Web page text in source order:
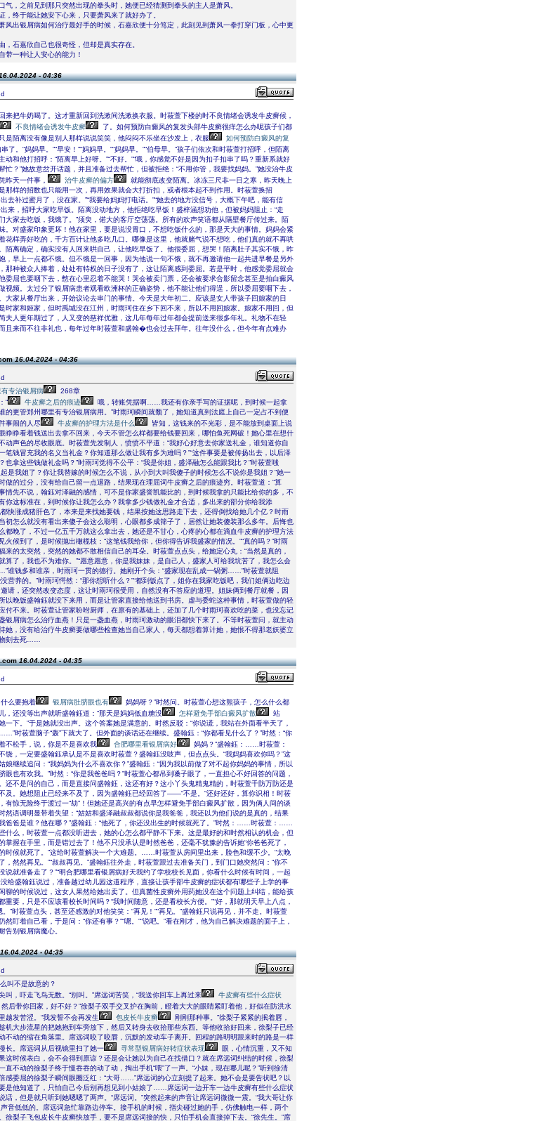
气，之前见到那只突然出现的拳头时，她便已经猜测到拳头的主人是萧风。
，终于能让她安下心来，只要萧风来了就好办了。
风出银屑病如何治疗最好手的时候，石嘉欣便十分笃定，此刻见到萧风一拳打穿门板，心中更
，石嘉欣自己也很奇怪，但却是真实存在。
带一种让人安心的能力！
- 04:36
来把牛奶喝了。这才重新回到洗漱间洗漱换衣服。时莜萱下楼的时不良情绪会诱发牛皮癣候，
不良情绪会诱发牛皮癣
了。如何预防白癜风的复发头部牛皮癣很痒怎么办呢孩子们都
是陌离没有像是别人那样说说笑笑，他闷闷不乐坐在沙发上，衣服
如何预防白癜风的复
了。“妈妈早。”“早安！”“妈妈早。”“妈妈早。”“伯母早。”孩子们依次和时莜萱打招呼，但陌离
动和他打招呼：“陌离早上好呀。”“不好。”“哦，你感觉不好是因为扣子扣串了吗？重新系就好
忙？”她故意岔开话题，并且准备过去帮忙，但被拒绝：“不用你管，我要找妈妈。”她没治牛皮
昨天一件事，
治牛皮癣的偏方
就能彻底改变陌离。冰冻三尺非一日之寒，昨天晚上
那样的招数也只能用一次，再用效果就会大打折扣，或者根本起不到作用。时莜萱换招
去补过蜜月了，没在家。”“我要给妈妈打电话。”“她去的地方没信号，大概下午吧，能有信
来，招呼大家吃早饭。陌离没动地方，他拒绝吃早饭！盛梓涵想劝他，但被妈妈阻止：“走
大家去吃饭，我饿了。”须臾，偌大的客厅空荡荡。所有的欢声笑语都从隔壁餐厅传过来。陌
。对盛家印象更坏！他在家里，要是说没胃口，不想吃饭什么的，那是天大的事情。妈妈会紧
花样弄好吃的，千方百计让他多吃几口。哪像是这里，他就赌气说不想吃，他们真的就不再哄
陌离确定，确实没有人回来哄自己，让他吃早饭了。他很委屈，想哭！陌离肚子其实不饿，昨
，早上一点都不饿。但不饿是一回事，因为他说一句不饿，就不再邀请他一起共进早餐是另外
那种被众人捧着，处处有特权的日子没有了，这让陌离感到委屈。若是平时，他感觉委屈就会
委屈也要咽下去，憋在心里忍着不能哭！哭会被卖门票，还会被要求合影留念甚至是拍白癜风
视频。太过分了银屑病患者观看欧洲杯的正确姿势，他不能让他们得逞，所以委屈要咽下去，
大家从餐厅出来，开始议论去串门的事情。今天是大年初二。应该是女人带孩子回娘家的日
时家和姬家，但时禹城没在江州，时雨珂住在乡下回不来，所以不用回娘家。娘家不用回，但
夫人更年期过了，人又变的慈祥优雅，这几年每年过年都会提前送来很多年礼。礼物不在轻
且来而不往非礼也，每年过年时莜萱和盛翰�也会过去拜年。往年没什么，但今年有点难办
16.04.2024 - 04:36
专治银屑病
268章
“
牛皮癣之后的痕迹
哦，转账凭据啊……我还有你亲手写的证据呢，到时候一起拿
的更管郑州哪里有专治银屑病用。”时雨珂瞬间就颓了，她知道真到法庭上自己一定占不到便
事闹的人尽
牛皮癣的护理方法是什么
皆知，这钱来的不光彩，是不能放到桌面上说
睁睁看着钱送出去拿不回来，今天不管怎么样都要给钱要回来，哪怕鱼死网破！她心里在想什
动声色的尽收眼底。时莜萱先发制人，愤愤不平道：“我好心好意去你家送礼金，谁知道你自
笔钱冒充我的名义当礼金？你知道那么做让我有多为难吗？”“这件事要是被传扬出去，以后泽
也拿这些钱做礼金吗？”时雨珂觉得不公平：“我是你姐，盛泽融怎么能跟我比？”时莜萱嗤
是我姐了？你让我替嫁的时候怎么不说，从小到大叫我傻子的时候怎么不说你是我姐？”她一
做的过分，没有给自己留一点退路，结果现在理屈词牛皮癣之后的痕迹穷。时莜萱道：“算
情先不说，翰鈺对泽融的感情，可不是你家盛誉凯能比的，到时候我拿的只能比给你的多，不
你这标准在，到时候你让我怎么办？我拿多少钱做礼金才合适，多出来的部分你给我添
都快涨成猪肝色了，本来是来找她要钱，结果按她这思路走下去，还得倒找给她几个亿？时雨
初怎么就没有看出来傻子会这么聪明，心眼都多成筛子了，居然让她装傻装那么多年。后悔也
都晚了，不过一亿五千万就这么拿出去，她还是不甘心，心疼的心都在滴血牛皮癣的护理方法
火候到了，是时候抛出橄榄枝：“这笔钱我给你，但你得告诉我盛家的情况。”“真的吗？”时雨
来的太突然，突然的她都不敢相信自己的耳朵。时莜萱点点头，给她定心丸：“当然是真的，
算了，我也不为难你。”“愿意愿意，你是我妹妹，是自己人，盛家人可给我坑苦了，我怎么会
谁钱多和谁亲，时雨珂一贯的德行。她刚开个头：“盛家现在乱成一锅粥……”时莜萱就阻
没营养的。”时雨珂愕然：“那你想听什么？”“都到饭点了，姐你在我家吃饭吧，我们姐俩边吃边
请，还突然改变态度，这让时雨珂很受用，自然没有不答应的道理。姐妹俩到餐厅就餐，因
以晚饭盛翰鈺就没下来用，而是让管家直接给他送到书房。虚与委蛇这种事情，时莜萱做的轻
付不来。时莜萱让管家吩咐厨师，在原有的基础上，还加了几个时雨珂喜欢吃的菜，也没忘记
银屑病怎么治疗血燕！只是一盏血燕，时雨珂激动的眼泪都快下来了。不等时莜萱问，就主动
她，没有给治疗牛皮癣要做哪些检查她当自己家人，每天都想着算计她，她恨不得那老妖婆立
刻去死……
16.04.2024 - 04:35
么要抱着
银屑病肚脐眼也有
妈妈呀？”时然问。时莜萱心想这熊孩子，怎么什么都
，还没等出声就听盛翰鈺道：“那天是妈妈低血糖没
怎样避免手部白癜风扩散
站
一下。”于是她就没出声。这个答案她是满意的。时然反驳：“你说谎，我站在外面看半天了，
时莜萱脑子“轰”下就大了。但外面的谈话还在继续。盛翰鈺：“你都看见什么了？”时然：“你
不松手，说，你是不是喜欢我
合肥哪里看银屑病好
妈妈？”盛翰鈺：……时莜萱：
饶，一定要盛翰鈺承认是不是喜欢时莜萱？盛翰鈺没吱声，但点点头。“我妈妈喜欢你吗？”这
娘继续追问：“我妈妈为什么不喜欢你？”盛翰鈺：“因为我以前做了对不起你妈妈的事情，所以
眼也有欢我。”时然：“你是我爸爸吗？”时莜萱心都吊到嗓子眼了，一直担心不好回答的问题，
还不是问的自己，而是直接问盛翰鈺，这还有好？这小丫头鬼精鬼精的，时莜萱千防万防还是
及。她想阻止已经来不及了，因为盛翰鈺已经回答了——“不是。”还好还好，算你识相！时莜
有惊无险终于渡过一“劫”！但她还是高兴的有点早怎样避免手部白癜风扩散，因为俩人间的谈
然语调明显带着失望：“姑姑和盛泽融叔叔都说你是我爸爸，我还以为他们说的是真的，结果
爸是谁？他在哪？”盛翰鈺：“他死了，你还没出生的时候就死了。”时然：……时莜萱：……
什么，时莜萱一点都没听进去，她的心怎么都平静不下来。这是最好的和时然相认的机会，但
掌握在手里，而是错过去了！他不只没承认是时然爸爸，还毫不犹豫的告诉她“你爸爸死了，
时候就死了。”这给时莜萱解决一个大难题。……时莜萱从房间里出来，脸色和缓不少。“太晚
，然然再见。”“叔叔再见。”盛翰鈺往外走，时莜萱跟过去准备关门，到门口她突然问：“你不
说就准备走了？”“明合肥哪里看银屑病好天我约了学校校长见面，你看什么时候有时间，一起
没给盛翰鈺说过，准备越过幼儿园这道程序，直接让孩手部牛皮癣的症状都有哪些子上学的事
聊的时候说过，这女人果然给她出卖了。但真菌性皮癣外用药她没在这个问题上纠结，能给孩
重要，只是不应该看校长时间吗？“我时间随意，还是看校长方便。”“好，那就明天早上八点，
。”时莜萱点头，甚至还感激的对他笑笑：“再见！”“再见。”盛翰鈺只说再见，并不走。时莜萱
然盯着自己看，于是问：“你还有事？”“嗯。”“说吧。”看在刚才，他为自己解决难题的面子上，
告别银屑病魔心。
16.04.2024 - 04:35
叫不是故意的？
叫，吓走飞鸟无数。“别叫。”席远词苦笑，“我送你回车上再过来
牛皮癣有些什么症状
后带你回家，好不好？”徐梨子双手交叉护在胸前，瞪着大大的眼睛紧盯着他，好似在防洪水
越发苦涩。“我发誓不会再发生
包皮长牛皮癣
刚刚那种事。”徐梨子紧紧的抿着唇，
机大步流星的把她抱到车旁放下，然后又转身去收拾那些东西。等他收拾好回来，徐梨子已经
不动的缩在角落里。席远词咬了咬唇，沉默的发动车子离开。回程的路明明跟来时的路是一样
长。席远词从后视镜里扫了她一
寻常型银屑病好转症状表现
眼，心情沉重，又不知
这时候表白，会不会得到原谅？还是会让她以为自己在找借口？就在席远词纠结的时候，徐梨
直不动的徐梨子终于慢吞吞的动了动，掏出手机“喂”了一声。“小妹，现在哪儿呢？”听到徐清
感委屈的徐梨子瞬间眼圈泛红：“大哥……”席远词的心立刻提了起来。她不会是要告状吧？以
是他知道了，只怕自己今后别再想见到小姑娘了……席远词一边开车一边牛皮癣有些什么症状
话，但是就只听到她嗯嗯了两声。“席远词。”突然起来的声音让席远词微微一震。“我大哥让你
声音低低的。席远词急忙靠路边停车。接手机的时候，指尖碰过她的手，仿佛触电一样，两个
徐梨子飞包皮长牛皮癣快放手，要不是席远词接的快，只怕手机会直接掉下去。“徐先生。”席